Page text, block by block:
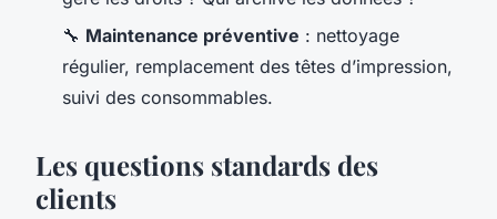
🔧 Maintenance préventive : nettoyage
régulier, remplacement des têtes d’impression,
suivi des consommables.
Les questions standards des
clients